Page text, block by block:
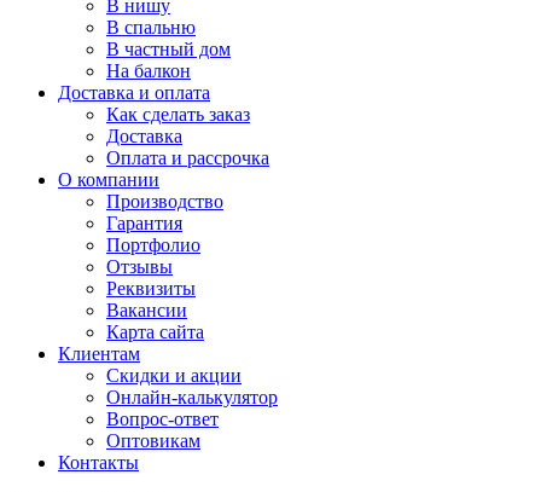
В нишу
В спальню
В частный дом
На балкон
Доставка и оплата
Как сделать заказ
Доставка
Оплата и рассрочка
О компании
Производство
Гарантия
Портфолио
Отзывы
Реквизиты
Вакансии
Карта сайта
Клиентам
Скидки и акции
Онлайн-калькулятор
Вопрос-ответ
Оптовикам
Контакты